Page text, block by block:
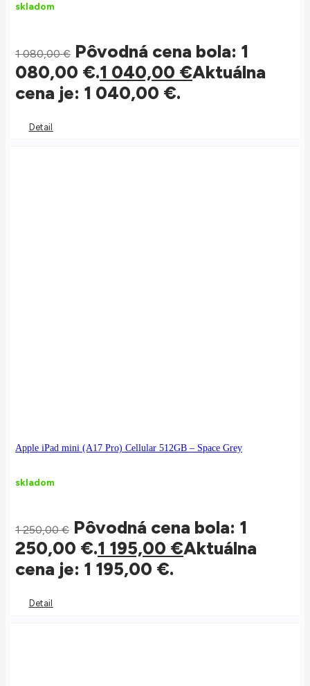
skladom
1 080,00€ Pôvodná cena bola: 1
080,00 €.1 040,00 €Aktuálna
cena je: 1 040,00 €.
Detail
Apple iPad mini (A17 Pro) Cellular 512GB – Space Grey
skladom
1 250,00€ Pôvodná cena bola: 1
250,00 €.1 195,00 €Aktuálna
cena je: 1 195,00 €.
Detail